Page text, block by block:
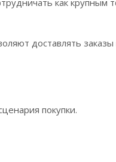
как крупным
доставлять заказы
покупки.